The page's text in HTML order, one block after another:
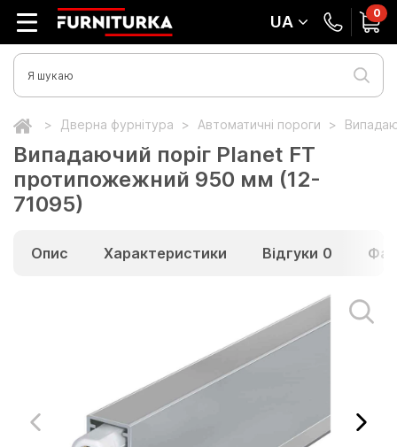
UA 0
Дверна фурнітура Автоматичні пороги
Випадаючий поріг Planet FT
протипожежний 950 мм (12-
71095)
Опис Характеристики Відгуки 0